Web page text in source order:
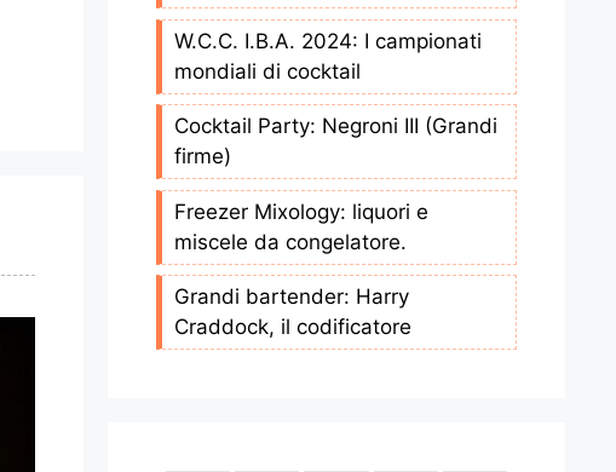
W.C.C. I.B.A. 2024: I campionati
mondiali di cocktail
Cocktail Party: Negroni III (Grandi
firme)
Freezer Mixology: liquori e
miscele da congelatore.
Grandi bartender: Harry
Craddock, il codificatore